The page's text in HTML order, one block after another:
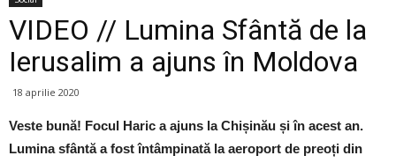
VIDEO // Lumina Sfântă de la
Ierusalim a ajuns în Moldova
18 aprilie 2020
Veste bună! Focul Haric a ajuns la Chișinău și în acest an.
Lumina sfântă a fost întâmpinată la aeroport de preoți din